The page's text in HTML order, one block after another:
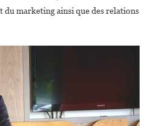
du marketing ainsi que des relations